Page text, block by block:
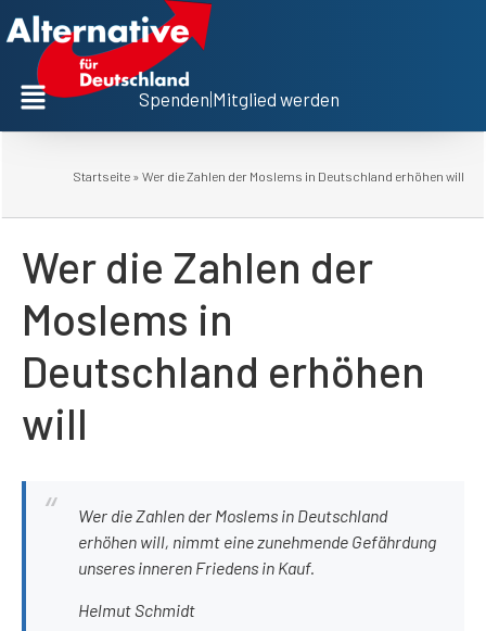
Spenden Mitglied werden
Startseite » Wer die Zahlen der Moslems in Deutschland erhöhen will
Wer die Zahlen der
Moslems in
Deutschland erhöhen
will
Wer die Zahlen der Moslems in Deutschland
erhöhen will, nimmt eine zunehmende Gefährdung
unseres inneren Friedens in Kauf.
Helmut Schmidt